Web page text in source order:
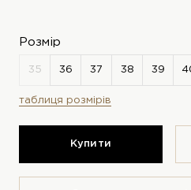
Розмір
таблиця розмірів
Купити